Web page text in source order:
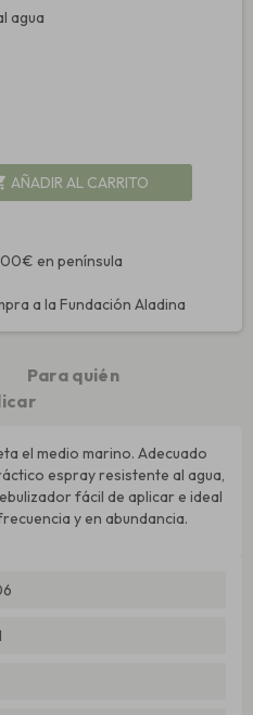
agua
AÑADIR AL CARRITO
en península
a la Fundación Aladina
Para quién
el medio marino. Adecuado
espray resistente al agua,
fácil de aplicar e ideal
y en abundancia.